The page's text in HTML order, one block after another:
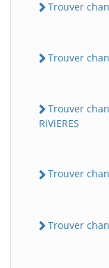
Trouver
Trouver
Trouver
RiViERES
Trouver
Trouver